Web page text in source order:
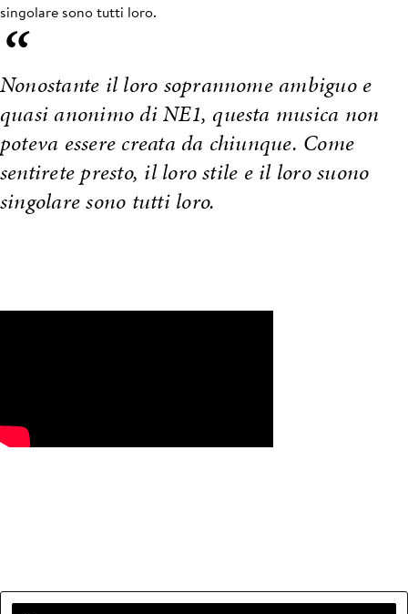
singolare sono tutti loro.
“
Nonostante il loro soprannome ambiguo e
quasi anonimo di NE1, questa musica non
poteva essere creata da chiunque. Come
sentirete presto, il loro stile e il loro suono
singolare sono tutti loro.